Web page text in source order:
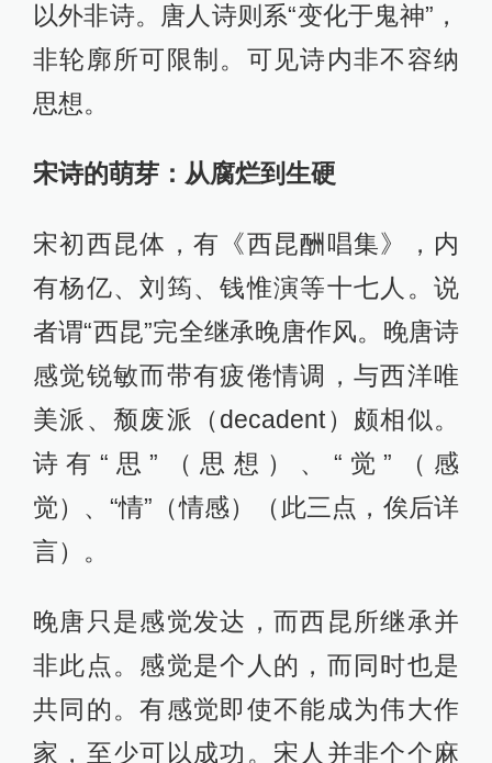
以外非诗。唐人诗则系“变化于鬼神”，
非轮廓所可限制。可见诗内非不容纳
思想。
宋诗的萌芽：从腐烂到生硬
宋初西昆体，有《西昆酬唱集》，内
有杨亿、刘筠、钱惟演等十七人。说
者谓“西昆”完全继承晚唐作风。晚唐诗
感觉锐敏而带有疲倦情调，与西洋唯
美派、颓废派（decadent）颇相似。
诗有“思”（思想）、“觉”（感
觉）、“情”（情感）（此三点，俟后详
言）。
晚唐只是感觉发达，而西昆所继承并
非此点。感觉是个人的，而同时也是
共同的。有感觉即使不能成为伟大作
家，至少可以成功。宋人并非个个麻